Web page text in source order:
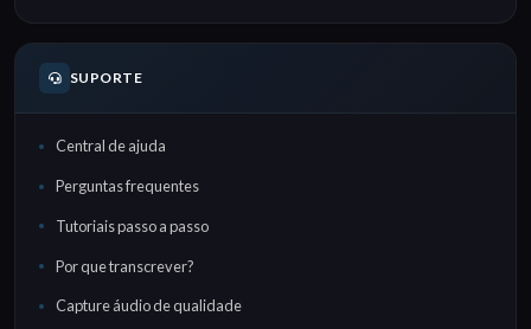
SUPORTE
Central de ajuda
Perguntas frequentes
Tutoriais passo a passo
Por que transcrever?
Capture áudio de qualidade